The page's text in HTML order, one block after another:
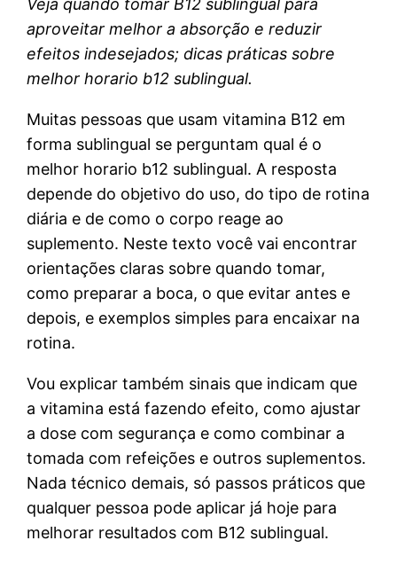
aproveitar melhor a absorção e reduzir
efeitos indesejados; dicas práticas sobre
melhor horario b12 sublingual.
Muitas pessoas que usam vitamina B12 em
forma sublingual se perguntam qual é o
melhor horario b12 sublingual. A resposta
depende do objetivo do uso, do tipo de rotina
diária e de como o corpo reage ao
suplemento. Neste texto você vai encontrar
orientações claras sobre quando tomar,
como preparar a boca, o que evitar antes e
depois, e exemplos simples para encaixar na
rotina.
Vou explicar também sinais que indicam que
a vitamina está fazendo efeito, como ajustar
a dose com segurança e como combinar a
tomada com refeições e outros suplementos.
Nada técnico demais, só passos práticos que
qualquer pessoa pode aplicar já hoje para
melhorar resultados com B12 sublingual.